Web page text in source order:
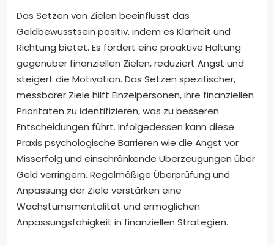
Das Setzen von Zielen beeinflusst das
Geldbewusstsein positiv, indem es Klarheit und
Richtung bietet. Es fördert eine proaktive Haltung
gegenüber finanziellen Zielen, reduziert Angst und
steigert die Motivation. Das Setzen spezifischer,
messbarer Ziele hilft Einzelpersonen, ihre finanziellen
Prioritäten zu identifizieren, was zu besseren
Entscheidungen führt. Infolgedessen kann diese
Praxis psychologische Barrieren wie die Angst vor
Misserfolg und einschränkende Überzeugungen über
Geld verringern. Regelmäßige Überprüfung und
Anpassung der Ziele verstärken eine
Wachstumsmentalität und ermöglichen
Anpassungsfähigkeit in finanziellen Strategien.